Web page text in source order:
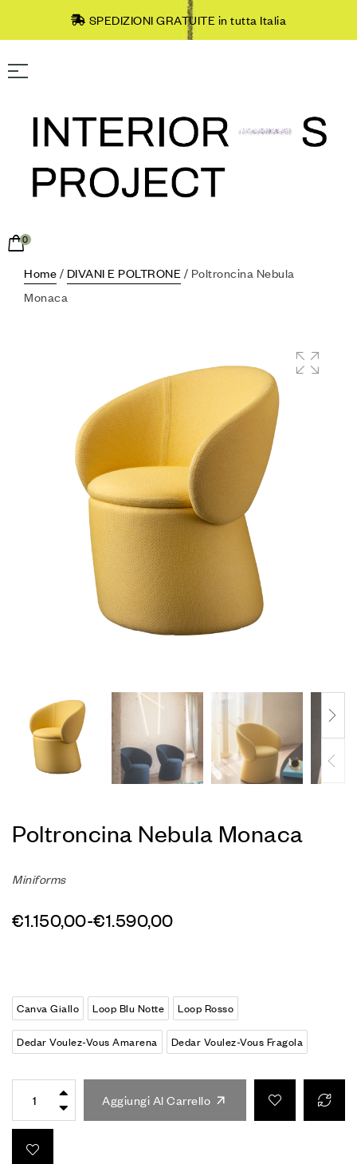
SPEDIZIONI GRATUITE in tutta Italia
0
Home / DIVANI E POLTRONE / Poltroncina Nebula
Monaca
Poltroncina Nebula Monaca
Miniforms
€1.150,00-€1.590,00
Canva Giallo Loop Blu Notte Loop Rosso
Dedar Voulez-Vous Amarena Dedar Voulez-Vous Fragola
Aggiungi Al Carrello